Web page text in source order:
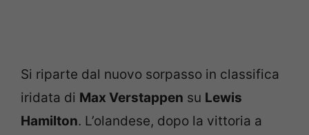
Si riparte dal nuovo sorpasso in classifica
iridata di Max Verstappen su Lewis
Hamilton. L’olandese, dopo la vittoria a